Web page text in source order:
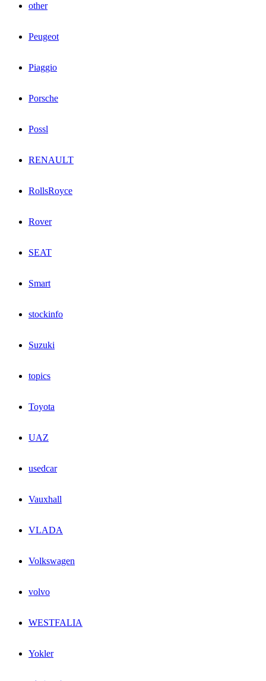
other
Peugeot
Piaggio
Porsche
Possl
RENAULT
RollsRoyce
Rover
SEAT
Smart
stockinfo
Suzuki
topics
Toyota
UAZ
usedcar
Vauxhall
VLADA
Volkswagen
volvo
WESTFALIA
Yokler